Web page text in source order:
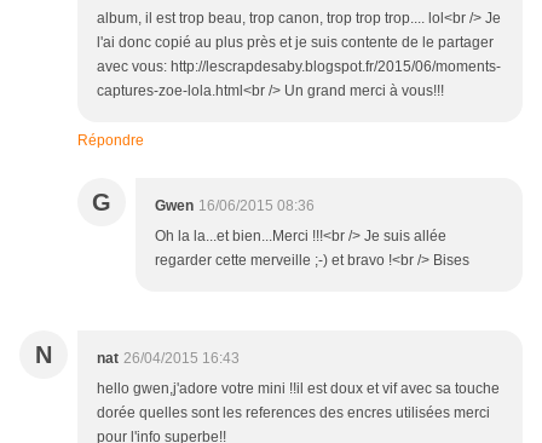
album, il est trop beau, trop canon, trop trop trop.... lol<br /> Je
l'ai donc copié au plus près et je suis contente de le partager
avec vous: http://lescrapdesaby.blogspot.fr/2015/06/moments-
captures-zoe-lola.html<br /> Un grand merci à vous!!!
Répondre
G Gwen 16/06/2015 08:36
Oh la la...et bien...Merci !!!<br /> Je suis allée
regarder cette merveille ;-) et bravo !<br /> Bises
N nat 26/04/2015 16:43
hello gwen,j'adore votre mini !!il est doux et vif avec sa touche
dorée quelles sont les references des encres utilisées merci
pour l'info superbe!!